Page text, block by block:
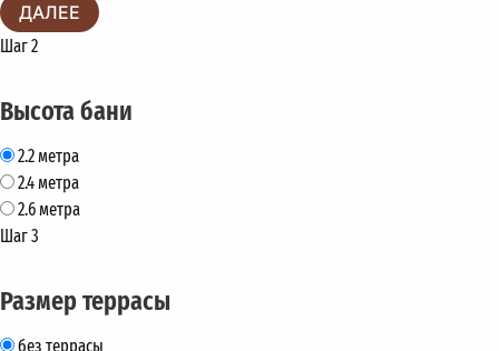
ДАЛЕЕ
Шаг 2
Высота бани
2.2 метра
2.4 метра
2.6 метра
Шаг 3
Размер террасы